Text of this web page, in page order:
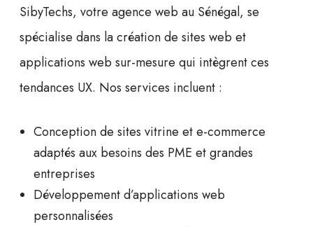
SibyTechs, votre agence web au Sénégal, se
spécialise dans lacréation de sites web et
applications web sur-mesure qui intègrent ces
tendances UX. Nos services incluent :
Conception de sites vitrine et e-commerce
adaptés aux besoins des PME et grandes
entreprises
Développement d’applications web
personnalisées